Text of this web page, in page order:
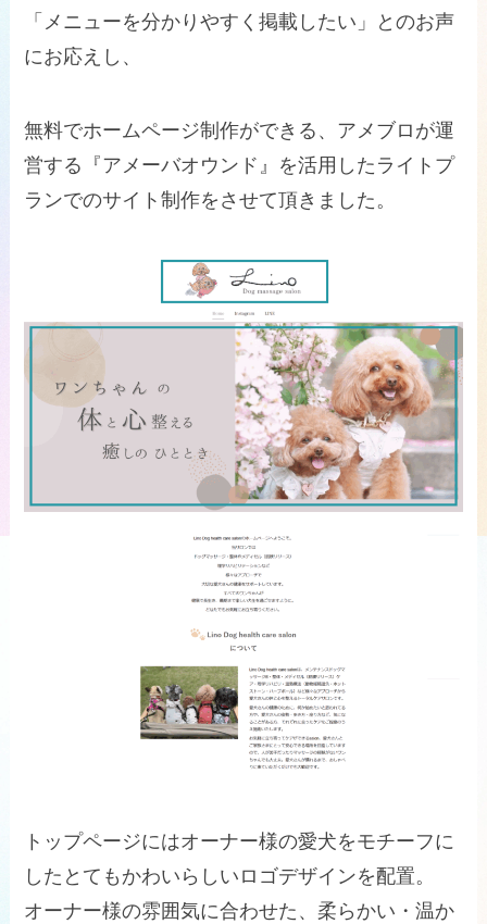
「メニューを分かりやすく掲載したい」とのお声
にお応えし、
無料でホームページ制作ができる、アメブロが運
営する『アメーバオウンド』を活用したライトプ
ランでのサイト制作をさせて頂きました。
トップページにはオーナー様の愛犬をモチーフに
したとてもかわいらしいロゴデザインを配置。
オーナー様の雰囲気に合わせた、柔らかい・温か